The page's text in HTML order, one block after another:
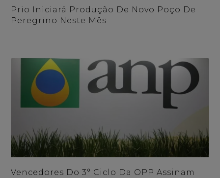
Prio Iniciará Produção De Novo Poço De
Peregrino Neste Mês
Vencedores Do 3° Ciclo Da OPP Assinam